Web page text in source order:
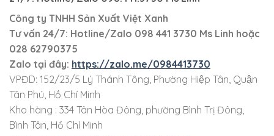
Công ty TNHH Sản Xuất Việt Xanh
Tư vấn 24/7: Hotline/Zalo 098 441 3730 Ms Linh hoặc
028 62790375
Zalo tại đây: https://zalo.me/0984413730
VPĐD: 152/23/5 Lý Thánh Tông, Phường Hiệp Tân, Quận
Tân Phú, Hồ Chí Minh
Kho hàng : 334 Tân Hòa Đông, phường Bình Trị Đông,
Bình Tân, Hồ Chí Minh